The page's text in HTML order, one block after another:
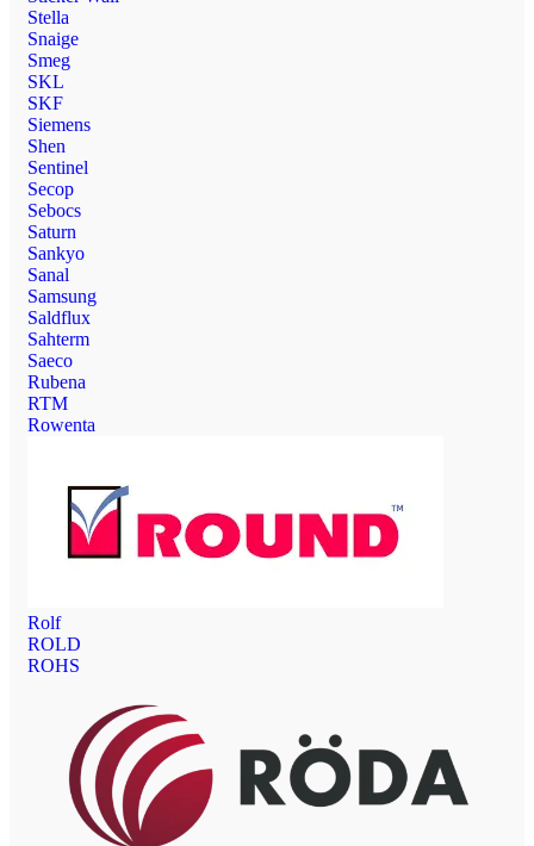
Stella
Snaige
Smeg
SKL
SKF
Siemens
Shen
Sentinel
Secop
Sebocs
Saturn
Sankyo
Sanal
Samsung
Saldflux
Sahterm
Saeco
Rubena
RTM
Rowenta
Rolf
ROLD
ROHS